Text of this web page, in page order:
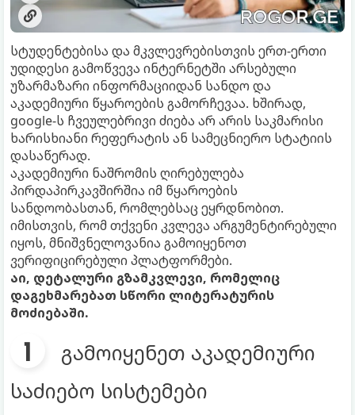
სტუდენტებისა და მკვლევრებისთვის ერთ-ერთი
უდიდესი გამოწვევა ინტერნეტში არსებული
უზარმაზარი ინფორმაციიდან სანდო და
აკადემიური წყაროების გამორჩევაა. ხშირად,
google-ს ჩვეულებრივი ძიება არ არის საკმარისი
ხარისხიანი რეფერატის ან სამეცნიერო სტატიის
დასაწერად.
აკადემიური ნაშრომის ღირებულება
პირდაპირკავშირშია იმ წყაროების
სანდოობასთან, რომლებსაც ეყრდნობით.
იმისთვის, რომ თქვენი კვლევა არგუმენტირებული
იყოს, მნიშვნელოვანია გამოიყენოთ
ვერიფიცირებული პლატფორმები.
აი, დეტალური გზამკვლევი, რომელიც
დაგეხმარებათ სწორი ლიტერატურის
მოძიებაში.
გამოიყენეთ აკადემიური
საძიებო სისტემები